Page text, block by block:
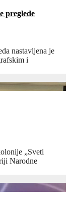
preglede
nastavljena je
i
„Sveti
Narodne